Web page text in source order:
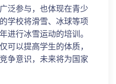
泛参与，也体现在青少
学校将滑雪、冰球等项
进行冰雪运动的培训。
可以提高学生的体质，
争意识，未来将为国家